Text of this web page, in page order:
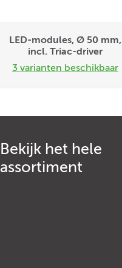
LED-modules, Ø 50 mm,
incl. Triac-driver
3 varianten beschikbaar
Bekijk het hele
assortiment